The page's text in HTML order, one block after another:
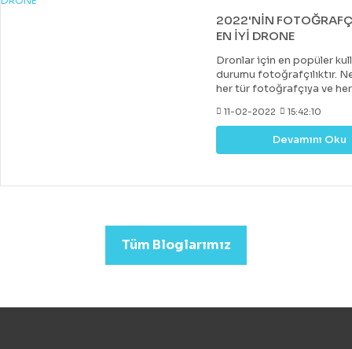
2022'NİN
EN İYİ DRONE
Dronlar için en popüler
durumu fotoğrafçılıktır.
her tür fotoğrafçıya ve
drone, DJI tarafından
diğer markalar tarafından
değerli rakipler de vardır.
drone almak mümkündür.
emlak)sektörleri için
Drone Fiyatları oldukça
Devamını Oku
11-02-2022 15:42:10
Tüm Bloglarımız